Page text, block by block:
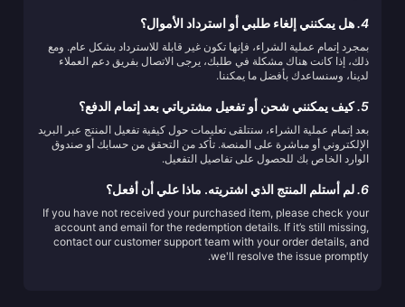
4. هل يمكنني إلغاء طلبي أو استرداد الأموال؟
بمجرد إتمام عملية الشراء، فإنها تكون غير قابلة للاسترداد بشكل عام. ومع
ذلك، إذا كانت هناك مشكلة في طلبك، يرجى الاتصال بفريق دعم العملاء
لدينا، وسنساعدك بأفضل ما يمكننا.
5. كيف يمكنني شحن أو تفعيل مشترياتي بعد إتمام الدفع؟
بعد إتمام عملية الشراء، ستتلقى تعليمات حول كيفية تفعيل المنتج عبر البريد
الإلكتروني أو مباشرة على المنصة. تأكد من التحقق من حسابك أو صندوق
الوارد الخاص بك للحصول على تفاصيل التفعيل.
6. لم أستلم المنتج الذي اشتريته. ماذا علي أن أفعل؟
If you have not received your purchased item, please check your
account and email for the redemption details. If it’s still missing,
contact our customer support team with your order details, and
we'll resolve the issue promptly.